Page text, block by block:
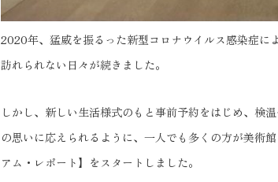
2020年、猛威を振るった新型コロナウイルス感染症に
訪れられない日々が続きました。
しかし、新しい生活様式のもと事前予約をはじめ、検
の思いに応えられるように、一人でも多くの方が美術
アム・レポート】をスタートしました。